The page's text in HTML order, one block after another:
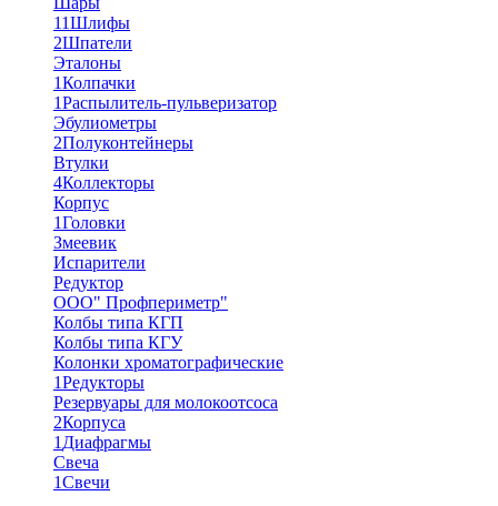
11Шлифы
2Шпатели
Эталоны
1Колпачки
1Распылитель-пульверизатор
Эбулиометры
2Полуконтейнеры
Втулки
4Коллекторы
Корпус
1Головки
Змеевик
Испарители
Редуктор
ООО" Профпериметр"
Колбы типа КГП
Колбы типа КГУ
Колонки хроматографические
1Редукторы
Резервуары для молокоотсоса
2Корпуса
1 Диафрагмы
Свеча
1Свечи